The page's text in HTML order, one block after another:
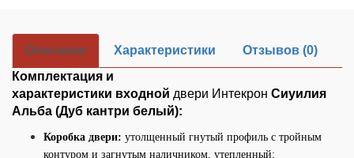
Описание Характеристики
Отзывов (0)
Комплектация и
характеристики входной двери Интекрон Сиуилия
Альба (Дуб кантри белый):
Коробка двери: утолщенный гнутый профиль с тройным
контуром и загнутым наличником, утепленный;